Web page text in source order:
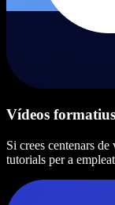
Vídeos formatius
Si crees centenars
tutorials per a